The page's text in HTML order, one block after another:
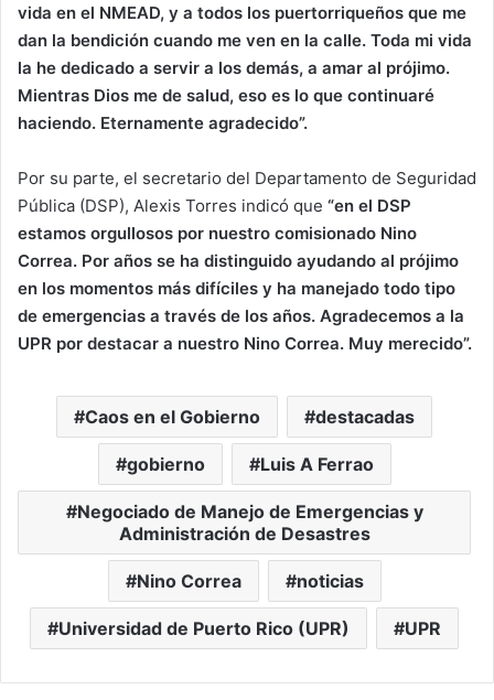
vida en el NMEAD, y a todos los puertorriqueños que me
dan la bendición cuando me ven en la calle. Toda mi vida
la he dedicado a servir a los demás, a amar al prójimo.
Mientras Dios me de salud, eso es lo que continuaré
haciendo. Eternamente agradecido”.
Por su parte, el secretario del Departamento de Seguridad
Pública (DSP), Alexis Torres indicó que “en el DSP
estamos orgullosos por nuestro comisionado Nino
Correa. Por años se ha distinguido ayudando al prójimo
en los momentos más difíciles y ha manejado todo tipo
de emergencias a través de los años. Agradecemos a la
UPR por destacar a nuestro Nino Correa. Muy merecido”.
Caos en el Gobierno destacadas
gobierno Luis A Ferrao
Negociado de Manejo de Emergencias y
Administración de Desastres
Nino Correa noticias
Universidad de Puerto Rico (UPR) UPR